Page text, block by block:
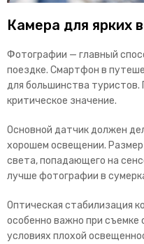
Камера для ярких
Фотографии — главный
поездке. Смартфон в
для большинства
критическое значение.
Основной датчик должен
хорошем освещении.
света, попадающего на
лучше фотографии в
Оптическая стабилизация
особенно важно при
условиях плохой